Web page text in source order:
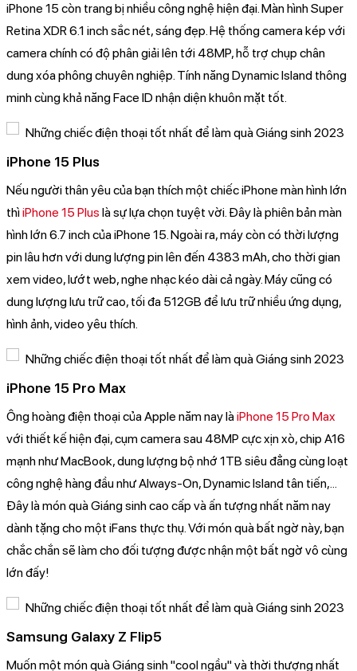
iPhone 15 còn trang bị nhiều công nghệ hiện đại. Màn hình Super
Retina XDR 6.1 inch sắc nét, sáng đẹp. Hệ thống camera kép với
camera chính có độ phân giải lên tới 48MP, hỗ trợ chụp chân
dung xóa phông chuyên nghiệp. Tính năng Dynamic Island thông
minh cùng khả năng Face ID nhận diện khuôn mặt tốt.
iPhone 15 Plus
Nếu người thân yêu của bạn thích một chiếc iPhone màn hình lớn
thìiPhone 15 Plus là sự lựa chọn tuyệt vời. Đây là phiên bản màn
hình lớn 6.7 inch của iPhone 15. Ngoài ra, máy còn có thời lượng
pin lâu hơn với dung lượng pin lên đến 4383 mAh, cho thời gian
xem video, lướt web, nghe nhạc kéo dài cả ngày. Máy cũng có
dung lượng lưu trữ cao, tối đa 512GB để lưu trữ nhiều ứng dụng,
hình ảnh, video yêu thích.
iPhone 15 Pro Max
Ông hoàng điện thoại của Apple năm nay làiPhone 15 Pro Max
với thiết kế hiện đại, cụm camera sau 48MP cực xịn xò, chip A16
mạnh như MacBook, dung lượng bộ nhớ 1TB siêu đẳng cùng loạt
công nghệ hàng đầu như Always-On, Dynamic Island tân tiến,...
Đây là món quà Giáng sinh cao cấp và ấn tượng nhất năm nay
dành tặng cho một iFans thực thụ. Với món quà bất ngờ này, bạn
chắc chắn sẽ làm cho đối tượng được nhận một bất ngờ vô cùng
lớn đấy!
Samsung Galaxy Z Flip5
Muốn một món quà Giáng sinh "cool ngầu" và thời thượng nhất